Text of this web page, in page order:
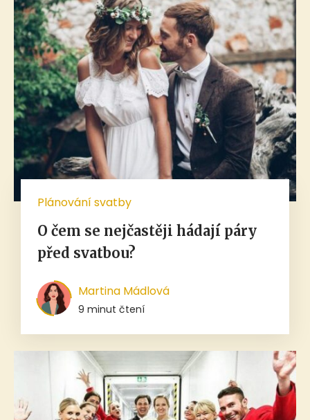
Plánování svatby
O čem se nejčastěji hádají páry
před svatbou?
Martina Mádlová
9 minut čtení